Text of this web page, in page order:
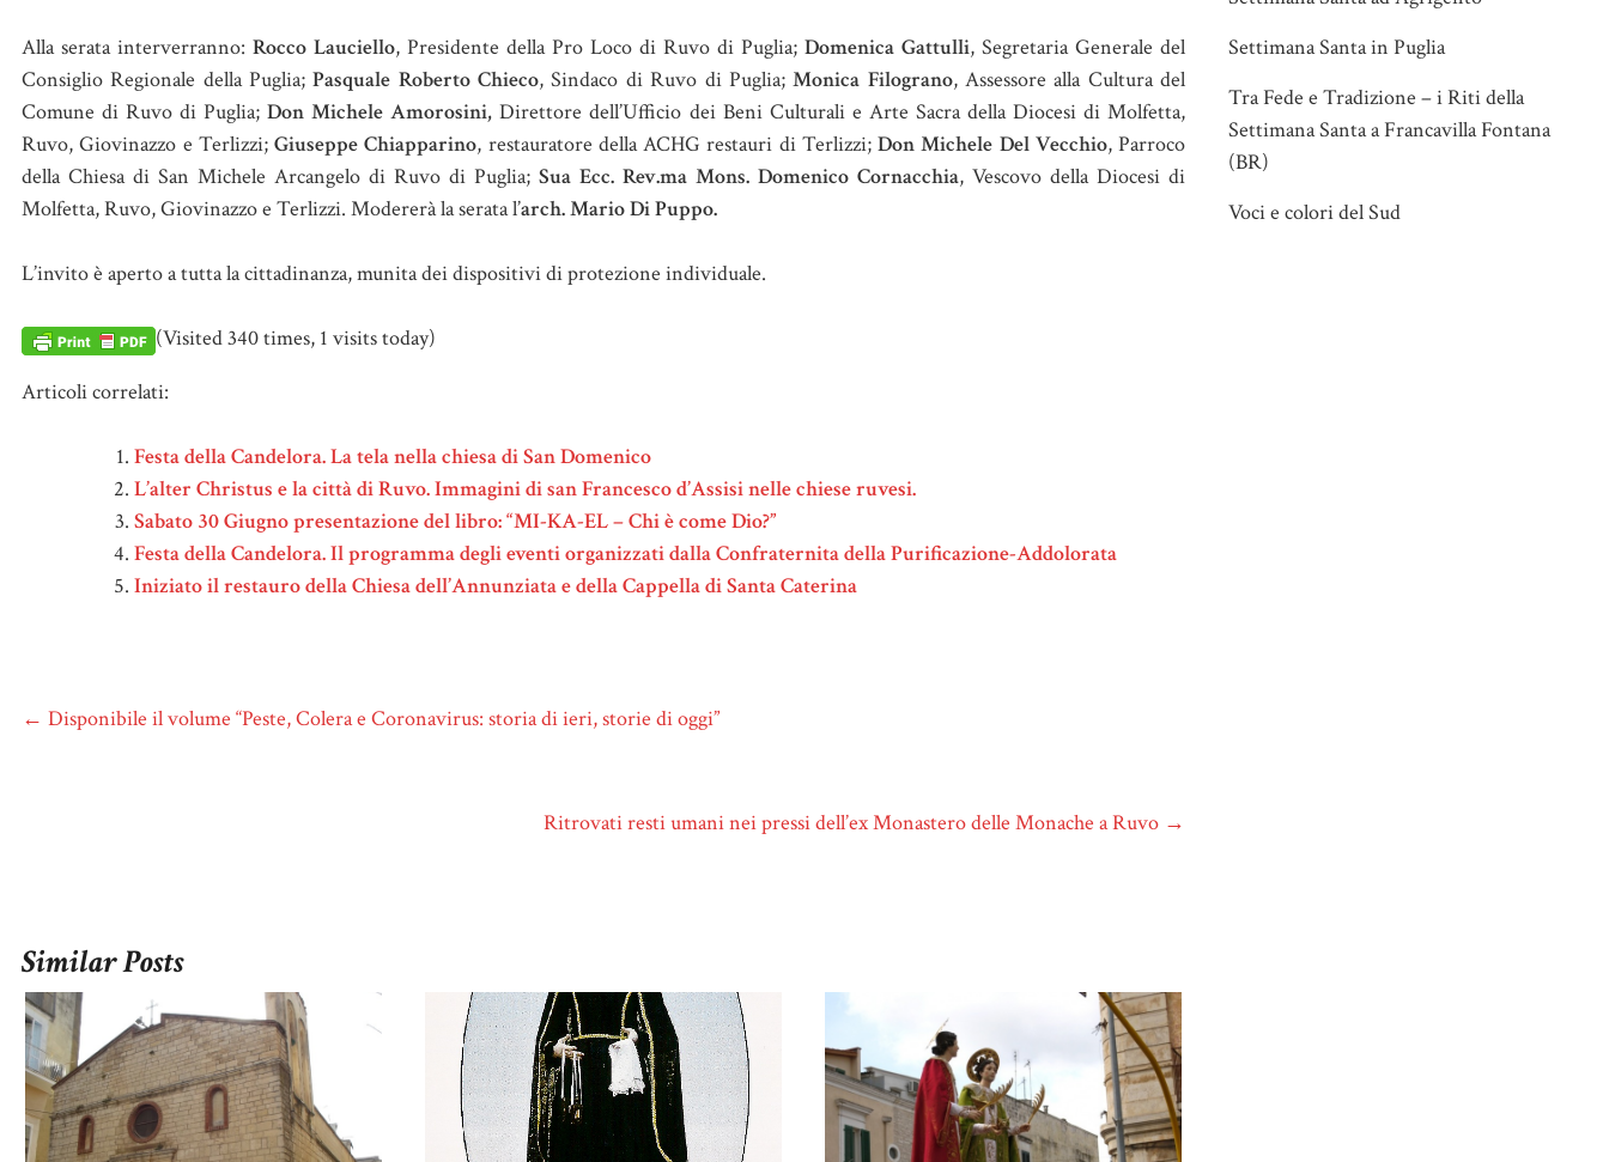
Alla serata interverranno: Rocco Lauciello, Presidente della Pro Loco di Ruvo di Puglia; Domenica Gattulli, Segretaria Generale del
Consiglio Regionale della Puglia;Pasquale Roberto Chieco, Sindaco di Ruvo di Puglia;Monica Filograno, Assessore alla Cultura del
Comune di Ruvo di Puglia;Don Michele Amorosini, Direttore dell’Ufficio dei Beni Culturali e Arte Sacra della Diocesi di Molfetta,
Ruvo, Giovinazzo e Terlizzi; Giuseppe Chiapparino, restauratore della ACHG restauri di Terlizzi;Don Michele Del Vecchio, Parroco
della Chiesa di San Michele Arcangelo di Ruvo di Puglia; Sua Ecc. Rev.ma Mons. Domenico Cornacchia, Vescovo della Diocesi di
Molfetta, Ruvo, Giovinazzo e Terlizzi. Modererà la serata l’arch. Mario Di Puppo.
L’invito è aperto a tutta la cittadinanza, munita dei dispositivi di protezione individuale.
(Visited 340 times, 1 visits today)
Articoli correlati:
Festa della Candelora. La tela nella chiesa di San Domenico
L’alter Christus e la città di Ruvo. Immagini di san Francesco d’Assisi nelle chiese ruvesi.
Sabato 30 Giugno presentazione del libro: “MI-KA-EL – Chi è come Dio?”
Festa della Candelora. Il programma degli eventi organizzati dalla Confraternita della Purificazione-Addolorata
Iniziato il restauro della Chiesa dell’Annunziata e della Cappella di Santa Caterina
← Disponibile il volume “Peste, Colera e Coronavirus: storia di ieri, storie di oggi”
Ritrovati resti umani nei pressi dell’ex Monastero delle Monache a Ruvo →
Similar Posts
Settimana Santa in Puglia
Tra Fede e Tradizione – i Riti della
Settimana Santa a Francavilla Fontana
(BR)
Voci e colori del Sud